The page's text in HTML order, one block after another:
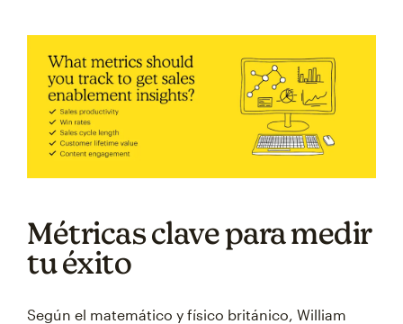
Métricas clave para medir
tu éxito
Según el matemático y físico británico, William